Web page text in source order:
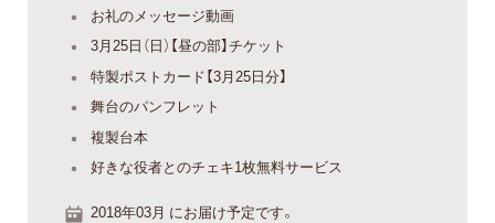
お礼のメッセージ動画
3月25日（日）【昼の部】チケット
特製ポストカード【3月25日分】
舞台のパンフレット
複製台本
好きな役者とのチェキ1枚無料サービス
2018年03月 にお届け予定です。